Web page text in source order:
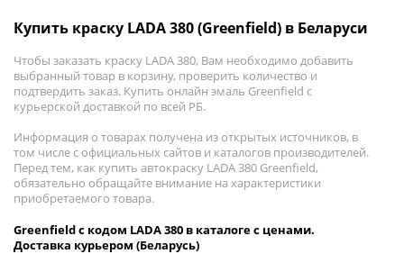
Купить краску LADA 380 (Greenfield) в Беларуси
Чтобы заказать краску LADA 380, Вам необходимо добавить
выбранный товар в корзину, проверить количество и
подтвердить заказ. Купить онлайн эмаль Greenfield с
курьерской доставкой по всей РБ.
Информация о товарах получена из открытых источников, в
том числе с официальных сайтов и каталогов производителей.
Перед тем, как купить автокраску LADA 380 Greenfield,
обязательно обращайте внимание на характеристики
приобретаемого товара.
Greenfield с кодом LADA 380 в каталоге с ценами.
Доставка курьером (Беларусь)